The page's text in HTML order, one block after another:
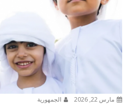
مارس 22, 2026 الجمهورية